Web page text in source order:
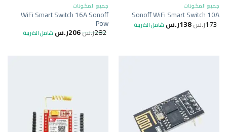
جميع المكونات
Sonoff WiFi Smart Switch 10A
173ر.س138ر.س شامل الضريبة
جميع المكونات
WiFi Smart Switch 16A Sonoff
Pow
282ر.س206ر.س شامل الضريبة